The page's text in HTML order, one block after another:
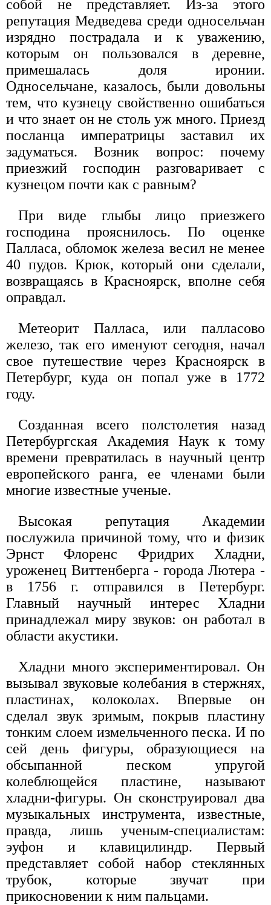
собой не представляет. Из-за этого
репутация Медведева среди односельчан
изрядно пострадала и к уважению,
которым он пользовался в деревне,
примешалась доля иронии.
Односельчане, казалось, были довольны
тем, что кузнецу свойственно ошибаться
и что знает он не столь уж много. Приезд
посланца императрицы заставил их
задуматься. Возник вопрос: почему
приезжий господин разговаривает с
кузнецом почти как с равным?
При виде глыбы лицо приезжего
господина прояснилось. По оценке
Палласа, обломок железа весил не менее
40 пудов. Крюк, который они сделали,
возвращаясь в Красноярск, вполне себя
оправдал.
Метеорит Палласа, или палласово
железо, так его именуют сегодня, начал
свое путешествие через Красноярск в
Петербург, куда он попал уже в 1772
году.
Созданная всего полстолетия назад
Петербургская Академия Наук к тому
времени превратилась в научный центр
европейского ранга, ее членами были
многие известные ученые.
Высокая репутация Академии
послужила причиной тому, что и физик
Эрнст Флоренс Фридрих Хладни,
уроженец Виттенберга - города Лютера -
в 1756 г. отправился в Петербург.
Главный научный интерес Хладни
принадлежал миру звуков: он работал в
области акустики.
Хладни много экспериментировал. Он
вызывал звуковые колебания в стержнях,
пластинах, колоколах. Впервые он
сделал звук зримым, покрыв пластину
тонким слоем измельченного песка. И по
сей день фигуры, образующиеся на
обсыпанной песком упругой
колеблющейся пластине, называют
хладни-фигуры. Он сконструировал два
музыкальных инструмента, известные,
правда, лишь ученым-специалистам:
эуфон и клавицилиндр. Первый
представляет собой набор стеклянных
трубок, которые звучат при
прикосновении к ним пальцами.